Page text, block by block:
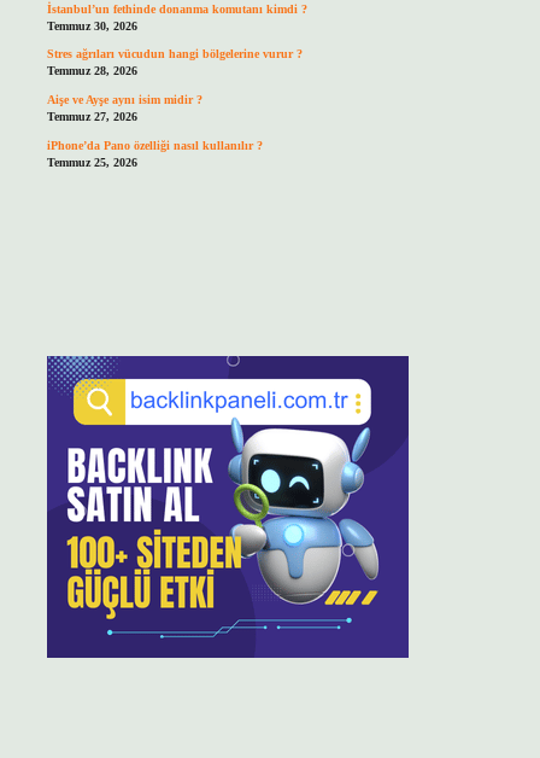
İstanbul’un fethinde donanma komutanı kimdi ?
Temmuz 30, 2026
Stres ağrıları vücudun hangi bölgelerine vurur ?
Temmuz 28, 2026
Aişe ve Ayşe aynı isim midir ?
Temmuz 27, 2026
iPhone’da Pano özelliği nasıl kullanılır ?
Temmuz 25, 2026